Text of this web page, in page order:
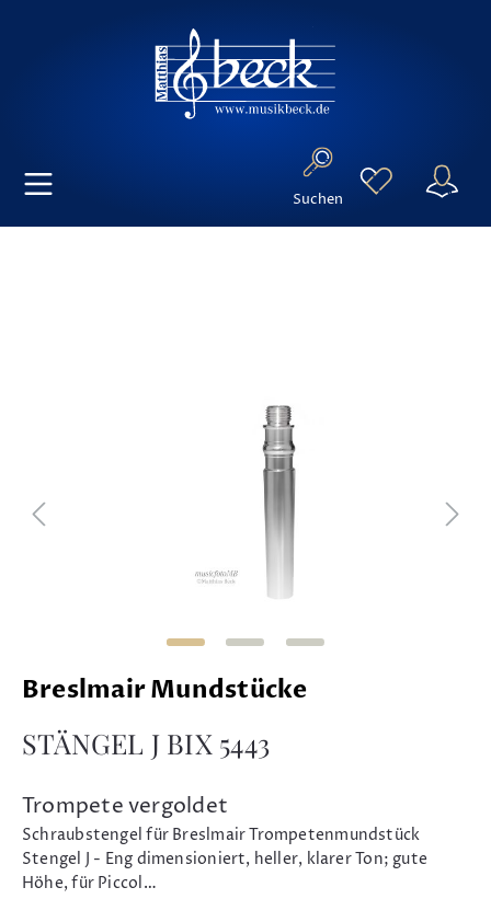
Suchen
Breslmair Mundstücke
STÄNGEL J BIX 5443
Trompete vergoldet
Schraubstengel für Breslmair Trompetenmundstück
Stengel J - Eng dimensioniert, heller, klarer Ton; gute
Höhe, für Piccol…